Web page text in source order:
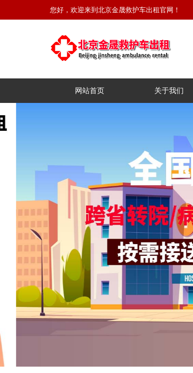
您好，欢迎来到北京金晟救护车出租官网！
网站首页 关于我们